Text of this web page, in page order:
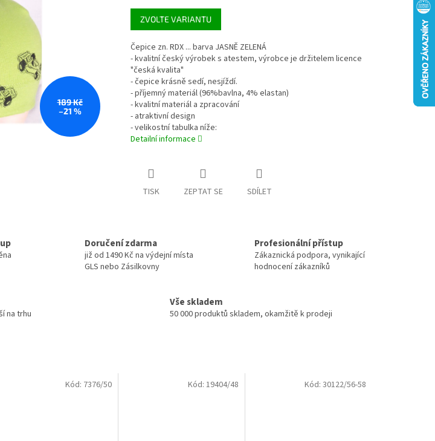
189 Kč
–21 %
Měrná
cena:
ZVOLTE VARIANTU
Čepice zn. RDX ... barva JASNĚ ZELENÁ
- kvalitní český výrobek s atestem, výrobce je držitelem licence
"česká kvalita"
- čepice krásně sedí, nesjíždí.
- příjemný materiál (96%bavlna, 4% elastan)
- kvalitní materiál a zpracování
- atraktivní design
- velikostní tabulka níže:
Detailní informace
TISK ZEPTAT SE SDÍLET
Doručení zdarma
již od 1490 Kč na výdejní místa
GLS nebo Zásilkovny
Profesionální přístup
Zákaznická podpora, vynikající
hodnocení zákazníků
na trhu
Vše skladem
50 000 produktů skladem, okamžitě k prodeji
Kód: 7376/50 Kód:19404/48 Kód: 30122/56-58